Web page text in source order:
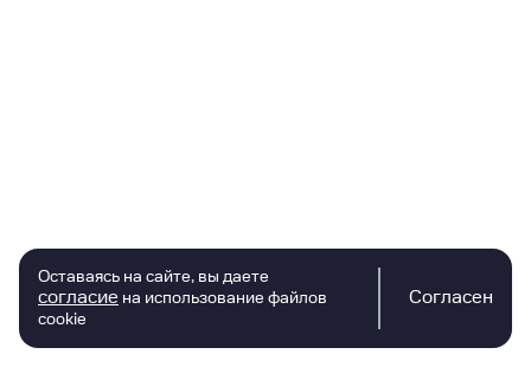
Оставаясь на сайте, вы даете
согласие на использование файлов
cookie
Согласен